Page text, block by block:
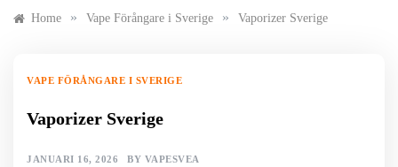
Home » Vape Förångare i Sverige » Vaporizer Sverige
VAPE FÖRÅNGARE I SVERIGE
Vaporizer Sverige
JANUARI 16, 2026 BY VAPESVEA